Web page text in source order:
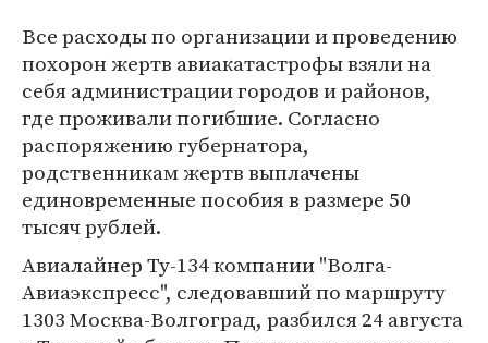
Все расходы по организации и проведению
похорон жертв авиакатастрофы взяли на
себя администрации городов и районов,
где проживали погибшие. Согласно
распоряжению губернатора,
родственникам жертв выплачены
единовременные пособия в размере 50
тысяч рублей.
Авиалайнер Ту-134 компании "Волга-
Авиаэкспресс", следовавший по маршруту
1303 Москва-Волгоград, разбился 24 августа